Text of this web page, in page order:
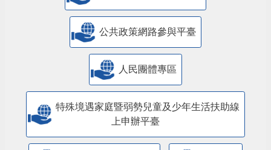
公共政策網路參與平臺
人民團體專區
特殊境遇家庭暨弱勢兒童及少年生活扶助線
上申辦平臺